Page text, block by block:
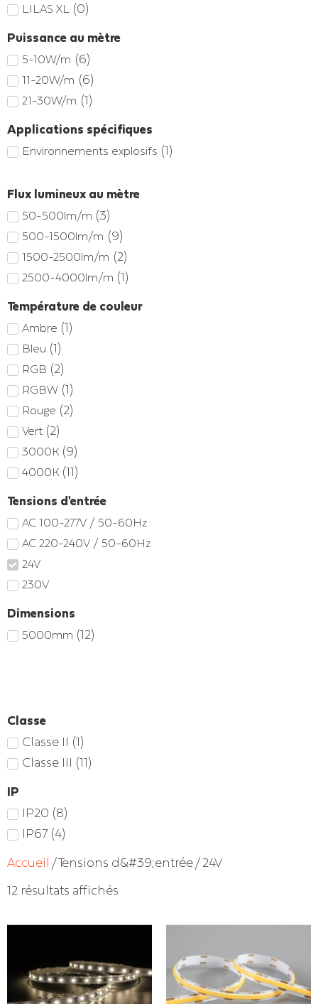
LILAS XL (0)
Puissance au mètre
5-10W/m (6)
11-20W/m (6)
21-30W/m (1)
Applications spécifiques
Environnements explosifs (1)
Flux lumineux au mètre
50-500lm/m (3)
500-1500lm/m (9)
1500-2500lm/m (2)
2500-4000lm/m (1)
Température de couleur
Ambre (1)
Bleu (1)
RGB (2)
RGBW (1)
Rouge (2)
Vert (2)
3000K (9)
4000K (11)
Tensions d'entrée
AC 100-277V / 50-60Hz
AC 220-240V / 50-60Hz
24V
230V
Dimensions
5000mm (12)
Classe
Classe II (1)
Classe III (11)
IP
IP20 (8)
IP67 (4)
Accueil / Tensions d&#39;entrée / 24V
12 résultats affichés